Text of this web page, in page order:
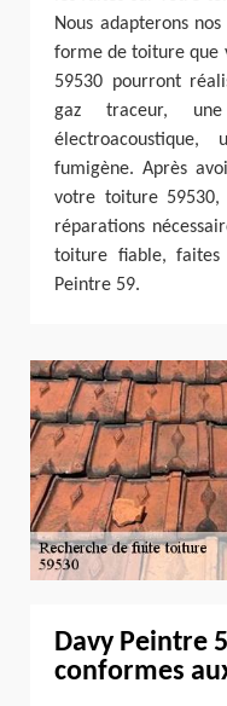
Nous adapterons
forme de toiture que
59530 pourront
gaz traceur,
fumigène. Après
votre toiture 59530,
réparations
toiture fiable,
Peintre 59.
Davy Peintre
conformes